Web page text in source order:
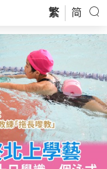
繁 简